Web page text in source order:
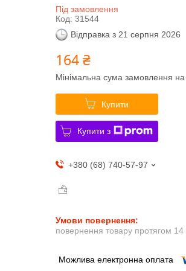
Під замовлення
Код: 31544
Відправка з 21 серпня 2026
164 ₴
Мінімальна сума замовлення
Купити
Купити з
+380 (68) 740-57-97
повернення товару протягом 14